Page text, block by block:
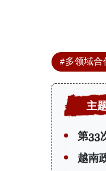
#多领域合
第33
越南